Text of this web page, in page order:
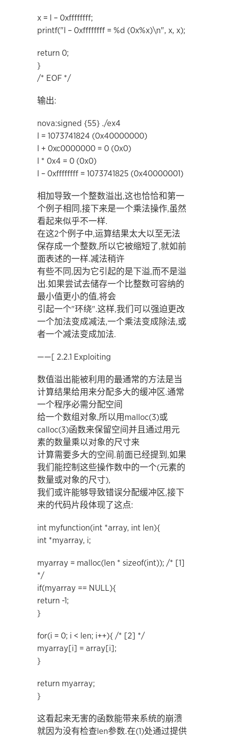
x = l – 0xffffffff;
printf("l – 0xffffffff = %d (0x%x)\n", x, x);
return 0;
}
/* EOF */
输出:
nova:signed {55} ./ex4
l = 1073741824 (0x40000000)
l + 0xc0000000 = 0 (0x0)
l * 0x4 = 0 (0x0)
l – 0xffffffff = 1073741825 (0x40000001)
相加导致一个整数溢出,这也恰恰和第一
个例子相同,接下来是一个乘法操作,虽然
看起来似乎不一样.
在这2个例子中,运算结果太大以至无法
保存成一个整数,所以它被缩短了,就如前
面表述的一样.减法稍许
有些不同,因为它引起的是下溢,而不是溢
出.如果尝试去储存一个比整数可容纳的
最小值更小的值,将会
引起一个"环绕".这样,我们可以强迫更改
一个加法变成减法,一个乘法变成除法,或
者一个减法变成加法.
——[ 2.2.1 Exploiting
数值溢出能被利用的最通常的方法是当
计算结果给用来分配多大的缓冲区.通常
一个程序必需分配空间
给一个数组对象,所以用malloc(3)或
calloc(3)函数来保留空间并且通过用元
素的数量乘以对象的尺寸来
计算需要多大的空间.前面已经提到,如果
我们能控制这些操作数中的一个(元素的
数量或对象的尺寸),
我们或许能够导致错误分配缓冲区,接下
来的代码片段体现了这点:
int myfunction(int *array, int len){
int *myarray, i;
myarray = malloc(len * sizeof(int)); /* [1]
*/
if(myarray == NULL){
return -1;
}
for(i = 0; i < len; i++){ /* [2] */
myarray[i] = array[i];
}
return myarray;
}
这看起来无害的函数能带来系统的崩溃
就因为没有检查len参数.在(1)处通过提供